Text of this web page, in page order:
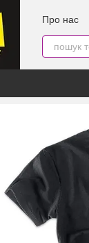
Про нас